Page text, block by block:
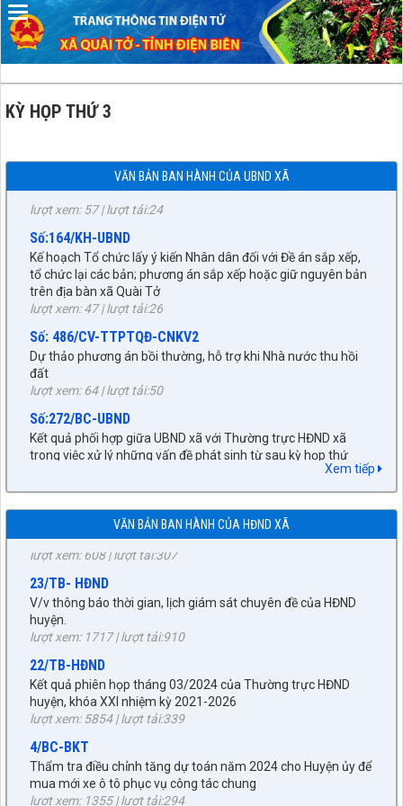
KỲ HỌP THỨ 3
VĂN BẢN BAN HÀNH CỦA UBND XÃ
Quài Tở
lượt xem: 44 | lượt tải:26
Số:76/NQ-HĐND
Nghị quyết về nhiệm vụ trọng tâm và các giải pháp chủ yếu
thực hiện nhiệm vụ phát triển kinh tế - xã hội, đảm bảo quốc
phòng - an ninh 6 tháng cuối năm 2026
Số: 11/ĐA-UBND
Đề án Sắp xếp, tổ chức lại các bản trên địa bàn xã Quài Tở
Số:164/KH-UBND
Kế hoạch Tổ chức lấy ý kiến Nhân dân đối với Đề án sắp xếp,
tổ chức lại các bản; phương án sắp xếp hoặc giữ nguyên bản
trên địa bàn xã Quài Tở
lượt xem: 47 | lượt tải:26
Số: 486/CV-TTPTQĐ-CNKV2
Dự thảo phương án bồi thường, hỗ trợ khi Nhà nước thu hồi
đất
lượt xem: 64 | lượt tải:50
Số:272/BC-UBND
Kết quả phối hợp giữa UBND xã với Thường trực HĐND xã
trong việc xử lý những vấn đề phát sinh từ sau kỳ họp thứ
Nhất HĐND xã đến nay
32/NQ-HĐND
Nghị quyết xác nhận kết quả bầu chức vụ Chủ tịch UBND xã
lượt xem: 91 | lượt tải:60
33/NQ-HĐND
Nghị quyết xác nhận kết quả bầu chức vụ Phó Chủ tịch UBND
xã Quài Tở khóa II, nhiệm kỳ 2026 - 2031
lượt xem: 98 | lượt tải:51
34/NQ-HĐND
Nghị quyết xác nhận kết quả bầu chức vụ Ủy viên UBND xã
Quài Tở khóa II, nhiệm kỳ 2026 - 2031
lượt xem: 63 | lượt tải:52
31/TTr-HĐND
Tờ trình giới thiệu nhân sự bầu chức vụ Chủ tịch Ủy ban nhân
dân xã Quài Tở, nhiệm kỳ 2026-2031
Xem tiếp
VĂN BẢN BAN HÀNH CỦA HĐND XÃ
27/NQ-HĐND
Về chủ trương sắp xếp đơn vị hành chính cấp xã trên địa bàn
huyện Tuần Giáo, tỉnh Điện Biên (gửi bản kèm Biên Bản kỳ
họp HĐND)
lượt xem: 298 | lượt tải:220
89/TB-HĐND
V/v Thông báo Kết quả kỳ họp thứ Chín, HĐND huyện khóa
XXI, nhiệm kỳ 2021-2026
lượt xem: 754 | lượt tải:267
90/CV-HĐND
V/v gửi đề cương báo cáo kết quả kỳ họp thứ Chín, HĐND
huyện khoá XXI, nhiệm kỳ 2021-2026
23/TB- HĐND
V/v thông báo thời gian, lịch giám sát chuyên đề của HĐND
huyện.
lượt xem: 1717 | lượt tải:910
22/TB-HĐND
Kết quả phiên họp tháng 03/2024 của Thường trực HĐND
huyện, khóa XXI nhiệm kỳ 2021-2026
lượt xem: 5854 | lượt tải:339
4/BC-BKT
Thẩm tra điều chỉnh tăng dự toán năm 2024 cho Huyện ủy để
mua mới xe ô tô phục vụ công tác chung
lượt xem: 1355 | lượt tải:294
Số:77/NQ-HĐND
Nghị quyết về sắp xếp, tổ chức lại các bản trên địa bàn xã
Quài Tở
lượt xem: 37 | lượt tải:20
Số:76/NQ-HĐND